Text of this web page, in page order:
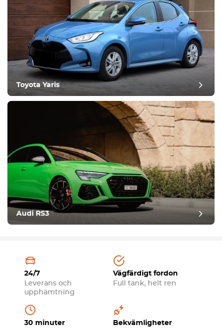
Toyota Yaris
Audi RS3
24/7
Leverans och
upphämtning
Vägfärdigt fordon
Full tank, helt ren
30 minuter Bekvämligheter